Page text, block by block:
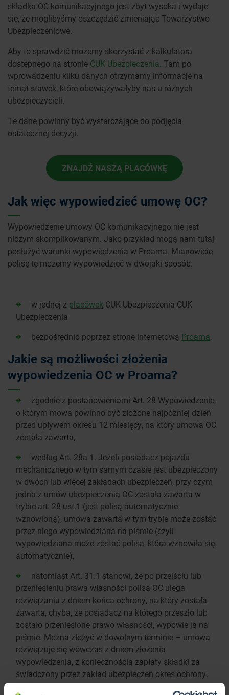
składka OC komunikacyjnego jest zbyt wysoka i wydaje
się, że moglibyśmy oszczędzić zmieniając Towarzystwo
Ubezpieczeniowe.
Aby to sprawdzić możemy skorzystać z kalkulatora
dostępnego na stronie CUK Ubezpieczenia. Tam po
wprowadzeniu kilku danych otrzymamy informacje na
temat stawek, które obowiązywałyby nas u różnych
ubezpieczycieli.
Te dane powinny być wystarczające do podjęcia
ostatecznej decyzji.
ZNAJDŹ NASZĄ PLACÓWKĘ
Jak więc wypowiedzieć umowę OC?
Wypowiedzenie umowy OC komunikacyjnego nie jest
niczym skomplikowanym. Jako przykład mogą nam tutaj
posłużyć warunki wypowiedzenia w Proama. Mianowicie
polisę tę możemy wypowiedzieć w dwojaki sposób:
w jednej z placówek CUK Ubezpieczenia CUK
Ubezpieczenia
bezpośrednio poprzez stronę internetową Proama.
Jakie są możliwości złożenia
wypowiedzenia OC w Proama?
zgodnie z postanowieniami Art. 28 Wypowiedzenie,
o którym mowa powinno być złożone najpóźniej dzień
przed upływem okresu 12 miesięcy, na który umowa OC
została zawarta,
według Art. 28a 1. Jeżeli posiadacz pojazdu
mechanicznego w tym samym czasie jest ubezpieczony
w dwóch lub więcej zakładach ubezpieczeń, przy czym
jedna z umów ubezpieczenia OC została zawarta w
trybie art. 28 ust.1 (jest polisą automatycznie
wznowioną), umowa zawarta w tym trybie może zostać
przez niego wypowiedziana na piśmie (czyli
wypowiedziana może zostać polisa, która wznowiła się
automatycznie),
natomiast Art. 31.1 stanowi, że po przejściu lub
przeniesieniu prawa własności polisa OC ulega
rozwiązaniu z dniem końca ochrony, na który została
zawarta, chyba, że posiadacz na którego przeszło lub
zostało przeniesione prawo własności, wypowie ją na
piśmie. Można złożyć w dowolnym terminie – umowa
rozwiązuje się wówczas z dniem złożenia
wypowiedzenia, z koniecznością zapłaty składki za
świadczony przez zakład ubezpieczeń okres ochrony.